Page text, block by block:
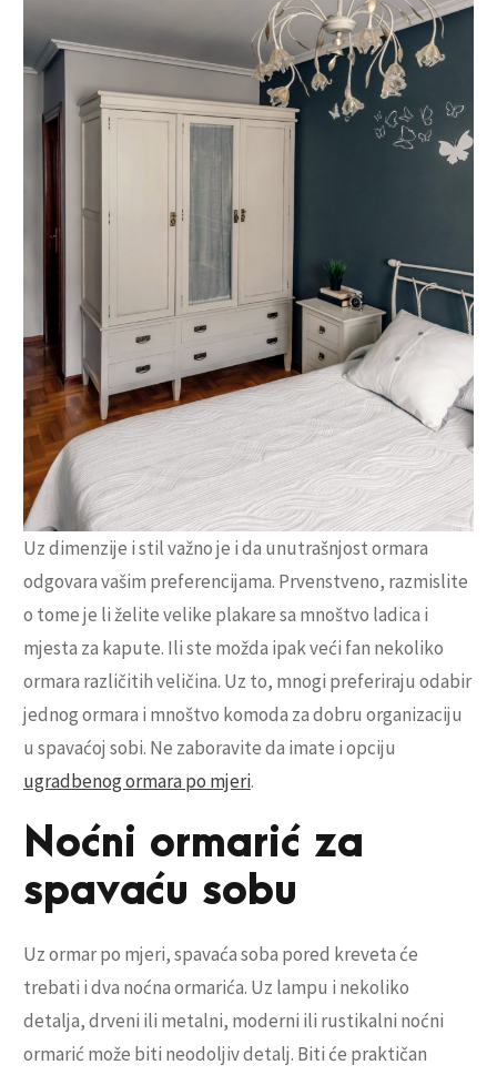
Uz dimenzije i stil važno je i da unutrašnjost ormara
odgovara vašim preferencijama. Prvenstveno, razmislite
o tome je li želite velike plakare sa mnoštvo ladica i
mjesta za kapute. Ili ste možda ipak veći fan nekoliko
ormara različitih veličina. Uz to, mnogi preferiraju odabir
jednog ormara i mnoštvo komoda za dobru organizaciju
u spavaćoj sobi. Ne zaboravite da imate i opciju
ugradbenog ormara po mjeri.
Noćni ormarić za
spavaću sobu
Uz ormar po mjeri, spavaća soba pored kreveta će
trebati i dva noćna ormarića. Uz lampu i nekoliko
detalja, drveni ili metalni, moderni ili rustikalni noćni
ormarić može biti neodoljiv detalj. Biti će praktičan